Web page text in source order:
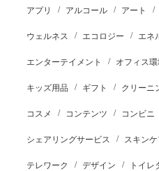
アプリ アルコール アート
ウェルネス エコロジー エネ
エンターテイメント オフィス
キッズ用品 ギフト クリーニ
コスメ コンテンツ コンビニ
シェアリングサービス スキンケ
テレワーク デザイン トイレ